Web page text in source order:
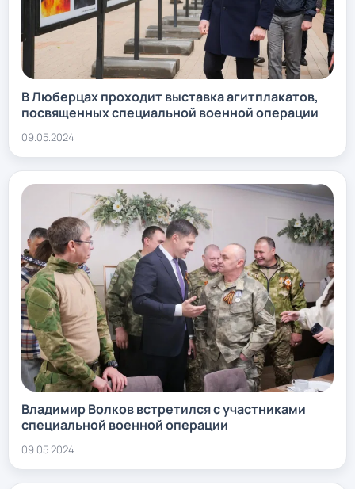
В Люберцах проходит выставка агитплакатов,
посвященных специальной военной операции
09.05.2024
Владимир Волков встретился с участниками
специальной военной операции
09.05.2024